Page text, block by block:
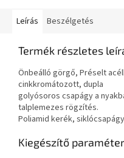
Leírás Beszélgetés
Termék részletes
Önbeálló görgő, Préselt
cinkkromátozott, dupla
golyósoros csapágy a
talplemezes rögzítés.
Poliamid kerék, siklócsapágy
Kiegészítő